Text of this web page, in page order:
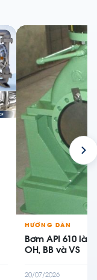
HƯỚNG DẪN
Bơm API 610 là
OH, BB và VS
20/07/2026